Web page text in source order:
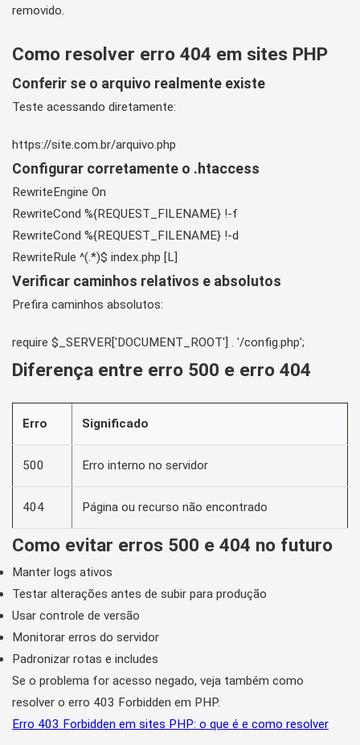
removido.
Como resolver erro 404 em sites PHP
Conferir se o arquivo realmente existe
Teste acessando diretamente:
https://site.com.br/arquivo.php
Configurar corretamente o .htaccess
RewriteEngine On
RewriteCond %{REQUEST_FILENAME} !-f
RewriteCond %{REQUEST_FILENAME} !-d
RewriteRule ^(.*)$ index.php [L]
Verificar caminhos relativos e absolutos
Prefira caminhos absolutos:
require $_SERVER['DOCUMENT_ROOT'] . '/config.php';
Diferença entre erro 500 e erro 404
Erro Significado
500 Erro interno no servidor
404 Página ou recurso não encontrado
Como evitar erros 500 e 404 no futuro
Manter logs ativos
Testar alterações antes de subir para produção
Usar controle de versão
Monitorar erros do servidor
Padronizar rotas e includes
Se o problema for acesso negado, veja também como
resolver o erro 403 Forbidden em PHP.
Erro 403 Forbidden em sites PHP: o que é e como resolver